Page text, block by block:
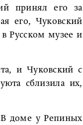
принял его за
его, Чуковский
Русском музее и
и Чуковский с
сблизила их,
доме у Репиных